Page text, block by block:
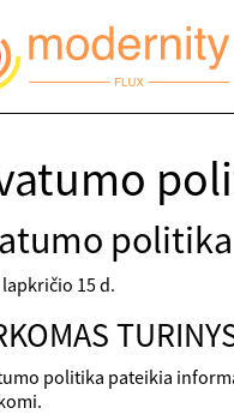
politika
15 d.
politika pateikia